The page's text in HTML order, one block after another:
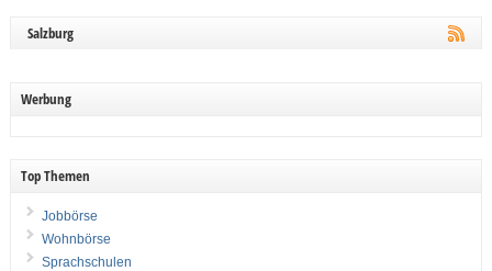
Salzburg
Werbung
Top Themen
Jobbörse
Wohnbörse
Sprachschulen